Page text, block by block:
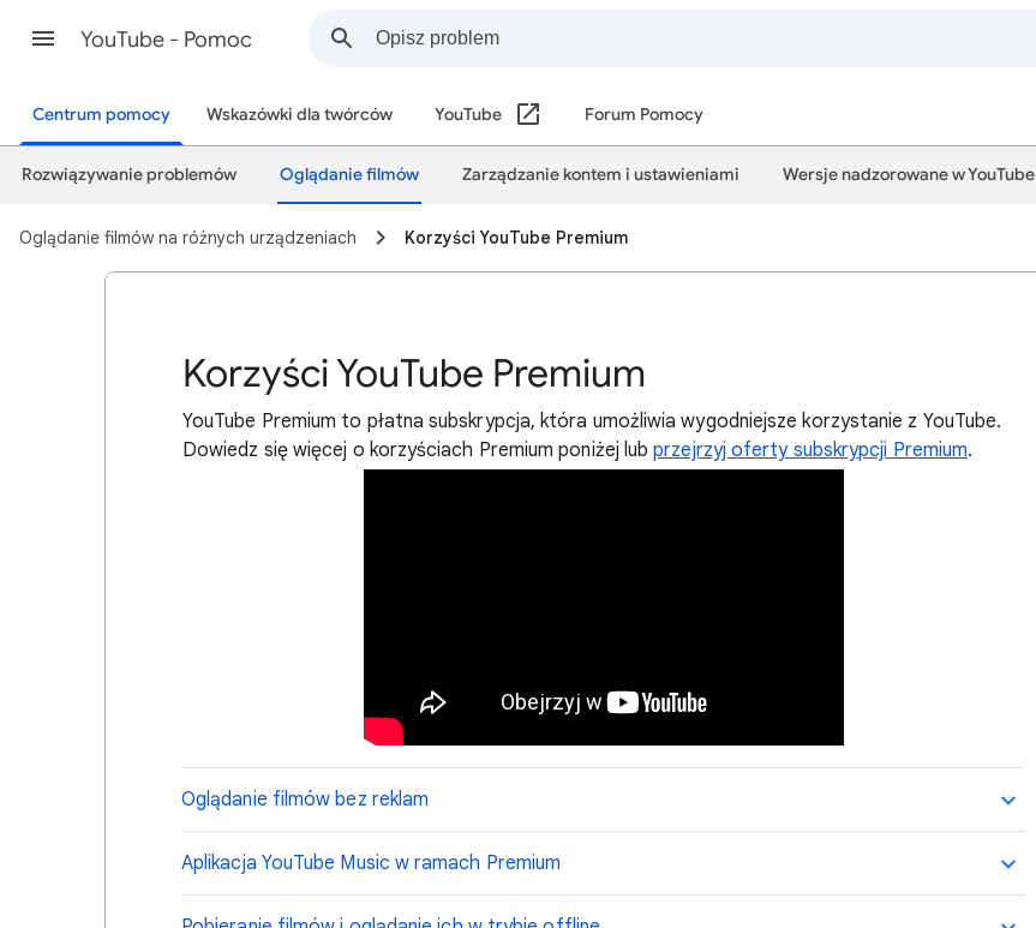
YouTube - Pomoc
Centrum pomocy Wskazówki dla twórców YouTube Forum Pomocy
Rozwiązywanie problemów Oglądanie filmów Zarządzanie kontem i ustawieniami Wersje nadzorowane w YouTube
Oglądanie filmów na różnych urządzeniach Korzyści YouTube Premium
Korzyści YouTube Premium
YouTube Premium to płatna subskrypcja, która umożliwia wygodniejsze korzystanie z YouTube.
Dowiedz się więcej o korzyściach Premium poniżej lubprzejrzyj oferty subskrypcji Premium.
Oglądanie filmów bez reklam
Aplikacja YouTube Music w ramach Premium